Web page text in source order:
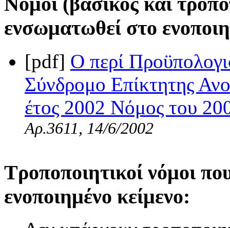
ενσωματωθεί στο
[pdf] Ο περί
Σύνδρομο Επίκτητης
έτος 2002 Νόμος του
Αρ.3611, 14/6/2002
Τροποποιητικοί νόμοι
ενοποιημένο κείμενο: